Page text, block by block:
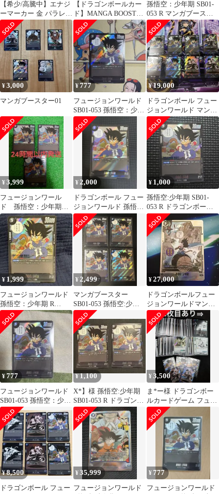
【希少/高騰中】エナジ
ーマーカー 金 パラレル
13巻 E-48 ドラゴンボー
ル
【ドラゴンボールカー
ド】MANGA BOOSTER
SR9枚セット
孫悟空：少年期 SB01-
053 R マンガブースタ
ー フュージョンワール
ド
¥3,000
マンガブースター01
¥777
フュージョンワールド
SB01-053 孫悟空：少年
期 マンガブースター
¥19,000
ドラゴンボール フュー
ジョンワールド マンガ
ブースター 孫悟空
チチ R
¥3,999
フュージョンワール
ド 孫悟空：少年期
SB01-053 R
¥2,000
ドラゴンボール フュー
ジョンワールド 孫悟
空：少年期 R [SB01-
053]
¥ 1,000
孫悟空:少年期 SB01-
053 R ドラゴンボール
マンガブースター
¥ 1,999
フュージョンワールド
孫悟空：少年期 R
SB01-053
¥ 2,499
マンガブースター
SB01-053 孫悟空:少年
期 R4枚
¥27,000
ドラゴンボールフュー
ジョンワールドマンガ
ブースター01 SB01-053
パラレル
¥777
フュージョンワールド
SB01-053 孫悟空：少年
期 マンガブースター
¥1,100
X*】様 孫悟空:少年期
SB01-053 R ドラゴンボ
ール マンガブースター
¥3,500
ま*ー様 ドラゴンボー
ルカードゲーム フュー
ジョンワールド
MANGA BOOS
¥8,500
ドラゴンボール フュー
¥35,999
フュージョンワールド
¥ 777
フュージョンワールド